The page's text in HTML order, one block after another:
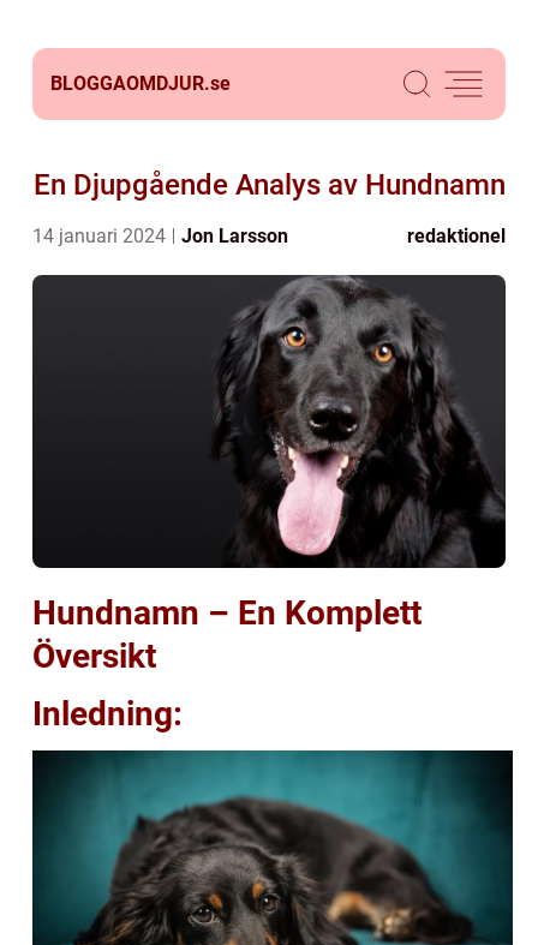
BLOGGAOMDJUR.se
En Djupgående Analys av Hundnamn
14 januari 2024 Jon Larsson redaktionel
Hundnamn – En Komplett
Översikt
Inledning: